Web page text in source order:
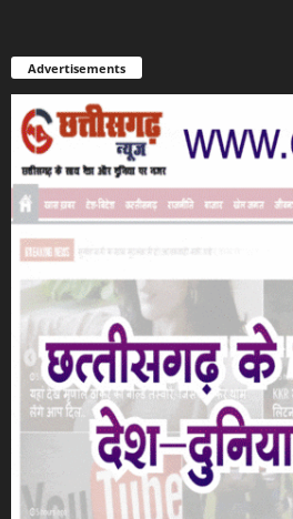
Advertisements